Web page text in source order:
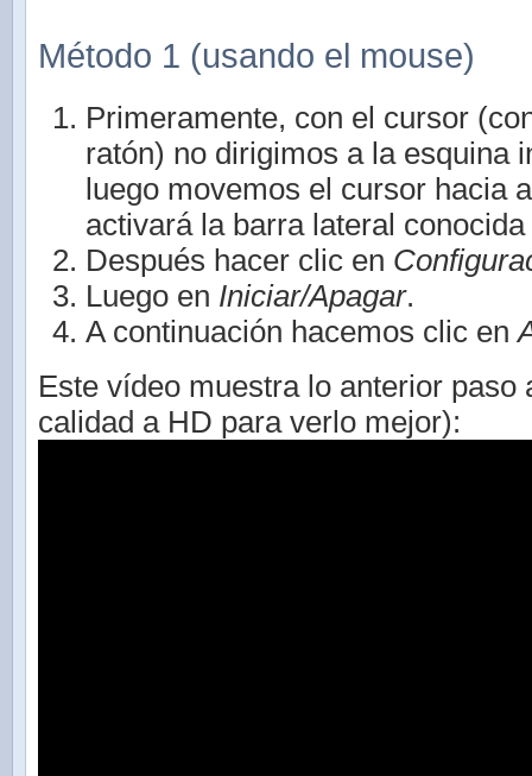
Método 1 (usando el mouse)
Primeramente, con el cursor
ratón) no dirigimos a la esquina
luego movemos el cursor hacia
activará la barra lateral
Después hacer clic en
Luego en Iniciar/Apagar.
A continuación hacemos clic en
Este vídeo muestra lo anterior paso
calidad a HD para verlo mejor):